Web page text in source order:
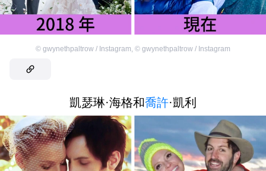
© gwynethpaltrow / Instagram © gwynethpaltrow / Instagram
凱瑟琳·海格和喬許·凱利